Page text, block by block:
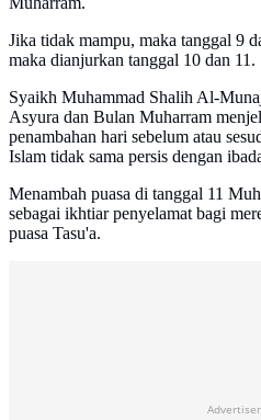
Jika tidak mampu, maka tanggal 9
maka dianjurkan tanggal 10 dan 11.
Syaikh Muhammad Shalih Al-
Asyura dan Bulan Muharram
penambahan hari sebelum atau
Islam tidak sama persis dengan
Menambah puasa di tanggal 11
sebagai ikhtiar penyelamat bagi
puasa Tasu'a.